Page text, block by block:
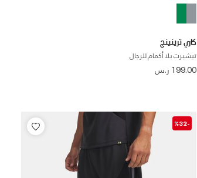
كاري ترينينج
تيشيرت بلا أكمام للرجال
199.00 ر.س
-%32